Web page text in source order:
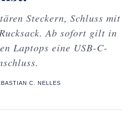
Steckern, Schluss mit
Ab sofort gilt in
Laptops eine USB-C-
C. NELLES